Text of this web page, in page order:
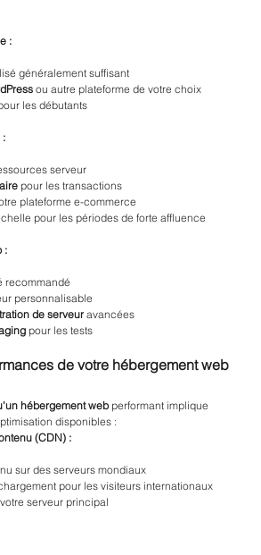
:
généralement suffisant
ou autre plateforme de votre choix
les débutants
:
serveur
pour les transactions
plateforme e-commerce
pour les périodes de forte affluence
:
recommandé
personnalisable
de serveur avancées
pour les tests
de votre hébergement web
hébergement web performant implique
disponibles :
(CDN) :
sur des serveurs mondiaux
pour les visiteurs internationaux
serveur principal